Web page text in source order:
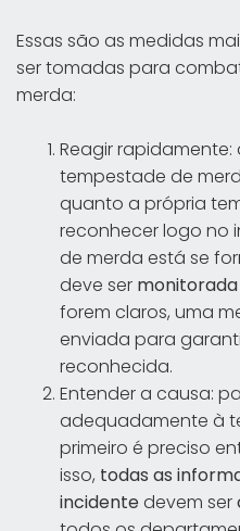
Essas são as medidas
ser tomadas para
merda:
Reagir
tempestade de
quanto a própria
reconhecer logo no
de merda está se
deve ser
forem claros, uma
enviada para
reconhecida.
Entender a causa:
adequadamente à
primeiro é preciso
isso, todas as
incidentedevem ser